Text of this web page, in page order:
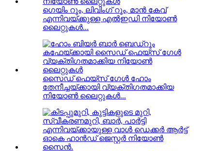
ഗെയിം റൂം, ലിവിംഗ് റൂം, മാൻ കേവ്
എന്നിവയ്ക്കുള്ള എൽഇഡി നിയോൺ
ലൈറ്റുകൾ...
സൈഡ് ഫെയ്‌സ് ഗേൾ ഹോം
തേനീച്ചയ്‌ക്കായി വ്യക്തിഗതമാക്കിയ
നിയോൺ ലൈറ്റുകൾ...